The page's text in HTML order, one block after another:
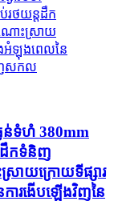
ន់ទំហំ 380mm
ដឹកទំនិញ
ាយក្រោយទីផ្សារ
ារងើបឡើងវិញនៃ